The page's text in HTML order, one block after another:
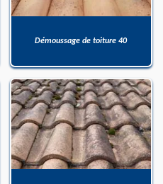
Démoussage de toiture 40